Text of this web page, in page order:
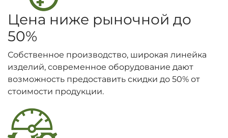
Цена ниже рыночной до
50%
Собственное производство, широкая линейка
изделий, современное оборудование дают
возможность предоставить скидки до 50% от
стоимости продукции.